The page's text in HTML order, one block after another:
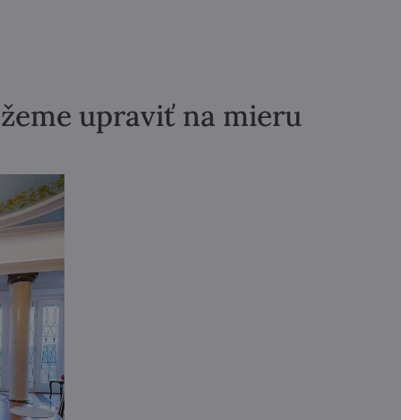
upraviť na mieru